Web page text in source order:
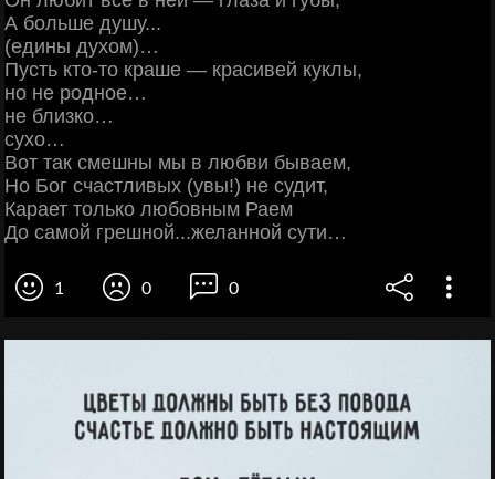
А больше душу...
(едины духом)…
Пусть кто-то краше — красивей куклы,
но не родное…
не близко…
сухо…
Вот так смешны мы в любви бываем,
Но Бог счастливых (увы!) не судит,
Карает только любовным Раем
До самой грешной...желанной сути…
1 0 0